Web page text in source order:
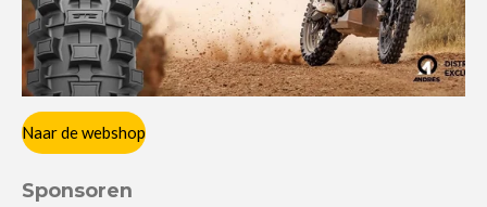
Naar de webshop
Sponsoren